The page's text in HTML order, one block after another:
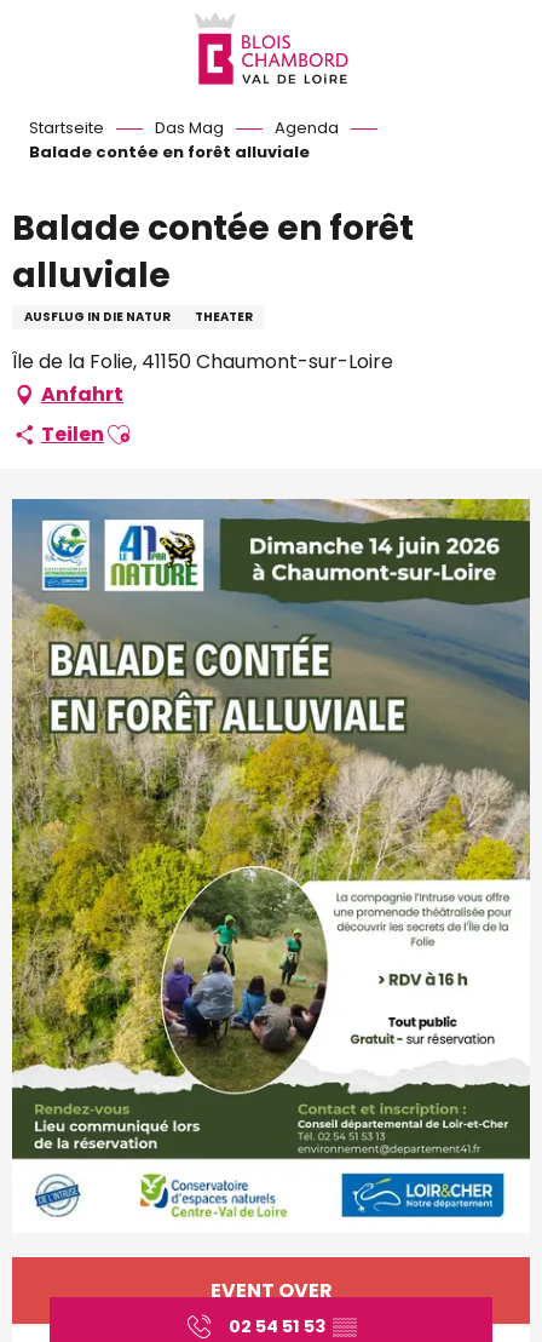
Startseite Das Mag
Agenda
Balade contée en forêt alluviale
Balade contée en forêt
alluviale
AUSFLUG IN DIE NATUR THEATER
Île de la Folie, 41150 Chaumont-sur-Loire
Anfahrt
TeilenAjouter aux favoris
Öffnungszeiten &
EVENT OVER
02 54 51 53 ▒▒